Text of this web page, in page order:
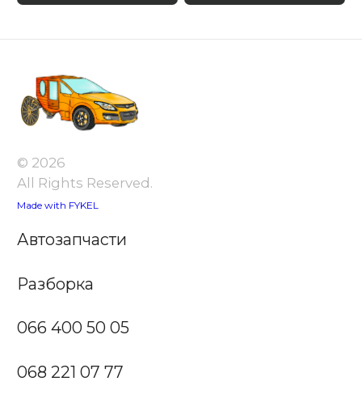
© 2026
All Rights Reserved.
Made with FYKEL
Автозапчасти
Разборка
066 400 50 05
068 221 07 77